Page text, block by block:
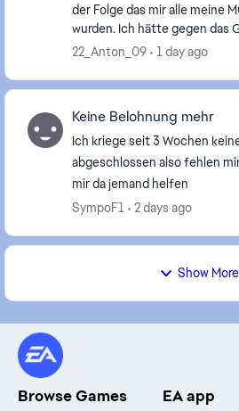
der Folge das mir alle meine
wurden. Ich hätte gegen das
Regel verstoßen. Da ich die
22_Anton_09 1 day ago
Keine Belohnung mehr
Ich kriege seit 3 Wochen
abgeschlossen also fehlen
mir da jemand helfen
SympoF1
2 days ago
Show More
Browse Games EA app